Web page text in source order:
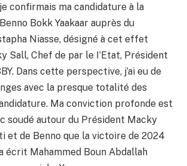
confirmais ma candidature à la
Bokk Yaakaar auprès du
Niasse, désigné à cet effet
Sall, Chef de par le I’Etat, Président
Dans cette perspective, j’ai eu de
avec la presque totalité des
Ma conviction profonde est
soudé autour du Président Macky
et de Benno que la victoire de 2024
écrit Mahammed Boun Abdallah